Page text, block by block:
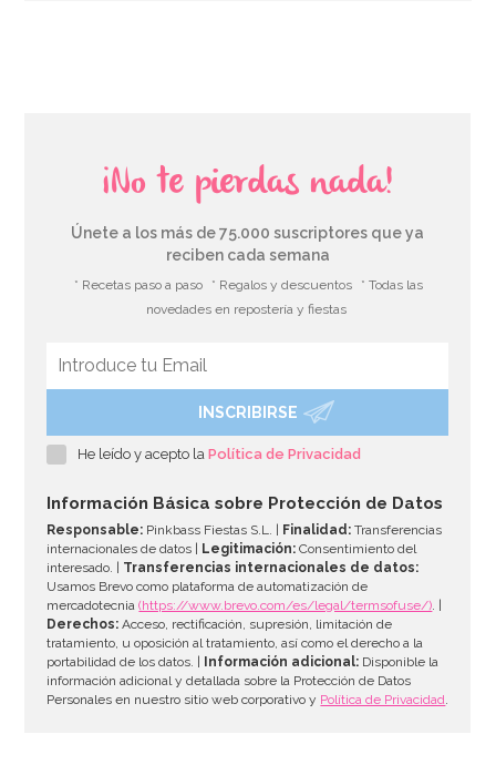
¡No te pierdas nada!
Únete a los más de 75.000 suscriptores que ya
reciben cada semana
* Recetas paso a paso * Regalos y descuentos
* Todas las
novedades en repostería y fiestas
INSCRIBIRSE
He leído y acepto laPolítica de Privacidad
Información Básica sobre Protección de Datos
Responsable: Pinkbass Fiestas S.L. | Finalidad: Transferencias
internacionales de datos |
Legitimación: Consentimiento del
interesado. | Transferencias internacionales de datos:
Usamos Brevo como plataforma de automatización de
mercadotecnia(https://www.brevo.com/es/legal/termsofuse/). |
Derechos: Acceso, rectificación, supresión, limitación de
tratamiento, u oposición al tratamiento, así como el derecho a la
portabilidad de los datos. |
Información adicional: Disponible la
información adicional y detallada sobre la Protección de Datos
Personales en nuestro sitio web corporativo y Política de Privacidad.